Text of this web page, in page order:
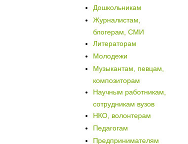
Дошкольникам
Журналистам,
блогерам, СМИ
Литераторам
Молодежи
Музыкантам, певцам,
композиторам
Научным работникам,
сотрудникам вузов
НКО, волонтерам
Педагогам
Предпринимателям